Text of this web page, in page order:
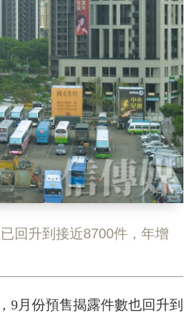
回升到接近8700件，年增
9月份預售揭露件數也回升到